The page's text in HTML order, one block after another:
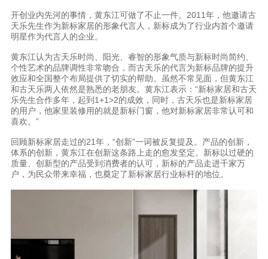
开创业内先河的事情，黄东江可做了不止一件。2011年，他邀请古
天乐先生作为新标家居的形象代言人，新标成为了行业内首个邀请
明星作为代言人的企业。
黄东江认为古天乐时尚、阳光、睿智的形象气质与新标时尚简约、
个性艺术的品牌调性非常吻合，而古天乐的代言为新标品牌的提升
效应和全国整个布局提供了切实的帮助。虽然不常见面，但黄东江
和古天乐两人依然是熟悉的老朋友。黄东江表示：“新标家居和古天
乐先生合作多年，起到1+1>2的成效，同时，古天乐也是新标家居
的用户，他家里装修用的就是新标门窗，他对新标家居非常认可和
喜欢。”
回顾新标家居走过的21年，“创新”一词被反复提及。产品的创新，
体系的创新，黄东江在创新这条路上走的愈发坚定。新标以过硬的
质量、创新型的产品受到消费者的认可，新标的产品走进千家万
户，为民众带来幸福，也奠定了新标家居行业标杆的地位。